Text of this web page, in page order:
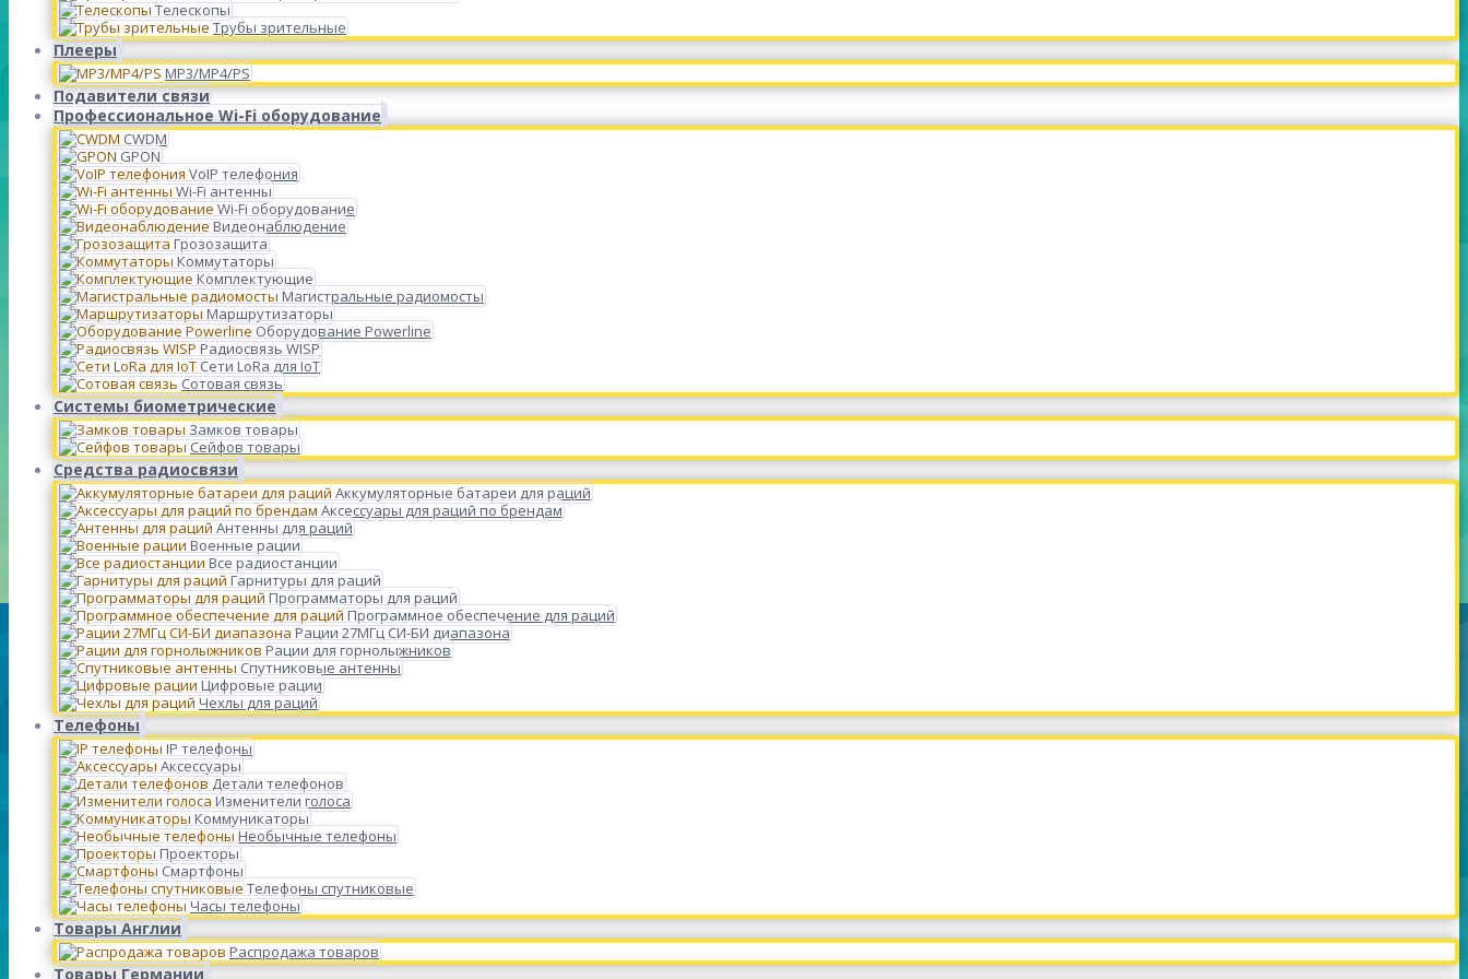
Телескопы
Трубы зрительные
Плееры
MP3/MP4/PS
Подавители связи
Профессиональное Wi-Fi оборудование
CWDM
GPON
VoIP телефония
Wi-Fi антенны
Wi-Fi оборудование
Видеонаблюдение
Грозозащита
Коммутаторы
Комплектующие
Магистральные радиомосты
Маршрутизаторы
Оборудование Powerline
Радиосвязь WISP
Сети LoRa для IoT
Сотовая связь
Системы биометрические
Замков товары
Сейфов товары
Средства радиосвязи
Аккумуляторные батареи для раций
Аксессуары для раций по брендам
Антенны для раций
Военные рации
Все радиостанции
Гарнитуры для раций
Программаторы для раций
Программное обеспечение для раций
Рации 27МГц СИ-БИ диапазона
Рации для горнолыжников
Спутниковые антенны
Цифровые рации
Чехлы для раций
Телефоны
IP телефоны
Аксессуары
Детали телефонов
Изменители голоса
Коммуникаторы
Необычные телефоны
Проекторы
Смартфоны
Телефоны спутниковые
Часы телефоны
Товары Англии
Распродажа товаров
Товары Германии